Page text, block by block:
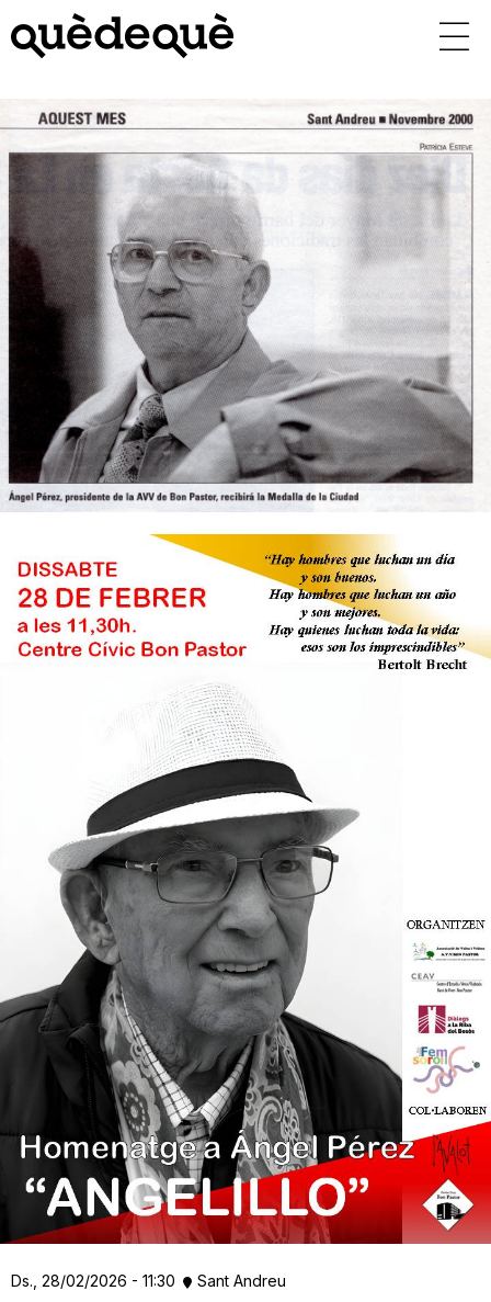
contingut
Ds., 28/02/2026 - 11:30 Sant Andreu